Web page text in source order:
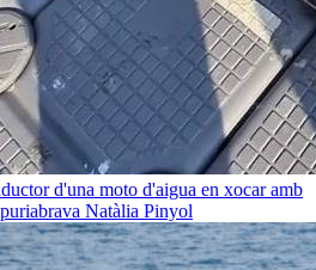
d'una moto d'aigua en xocar amb
Natàlia Pinyol